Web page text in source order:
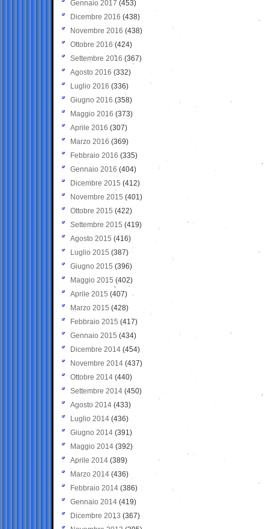
Gennaio 2017 (453)
Dicembre 2016 (438)
Novembre 2016 (438)
Ottobre 2016 (424)
Settembre 2016 (367)
Agosto 2016 (332)
Luglio 2016 (336)
Giugno 2016 (358)
Maggio 2016 (373)
Aprile 2016 (307)
Marzo 2016 (369)
Febbraio 2016 (335)
Gennaio 2016 (404)
Dicembre 2015 (412)
Novembre 2015 (401)
Ottobre 2015 (422)
Settembre 2015 (419)
Agosto 2015 (416)
Luglio 2015 (387)
Giugno 2015 (396)
Maggio 2015 (402)
Aprile 2015 (407)
Marzo 2015 (428)
Febbraio 2015 (417)
Gennaio 2015 (434)
Dicembre 2014 (454)
Novembre 2014 (437)
Ottobre 2014 (440)
Settembre 2014 (450)
Agosto 2014 (433)
Luglio 2014 (436)
Giugno 2014 (391)
Maggio 2014 (392)
Aprile 2014 (389)
Marzo 2014 (436)
Febbraio 2014 (386)
Gennaio 2014 (419)
Dicembre 2013 (367)